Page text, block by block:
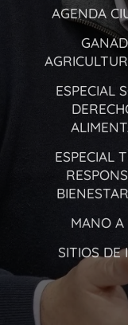
AGENDA
ESPECIAL
ESPECIAL
MANO A
SITIOS DE